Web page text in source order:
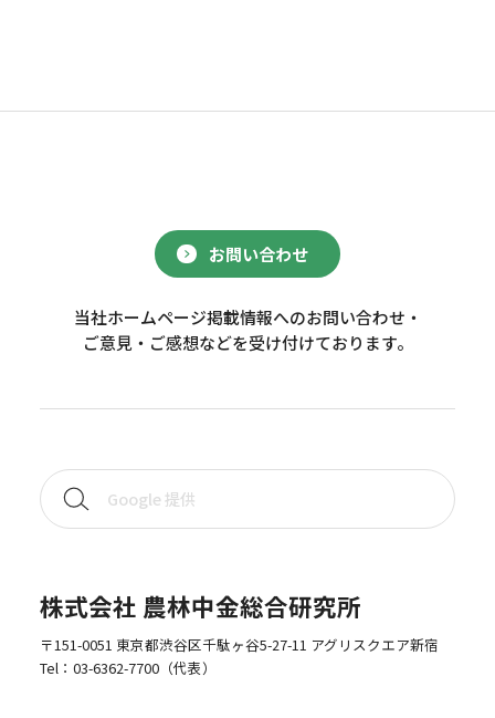
お問い合わせ
当社ホームページ掲載情報へのお問い合わせ・
ご意見・ご感想などを受け付けております。
株式会社 農林中金総合研究所
〒151-0051 東京都渋谷区千駄ヶ谷5-27-11 アグリスクエア新宿
Tel： 03-6362-7700（代表）